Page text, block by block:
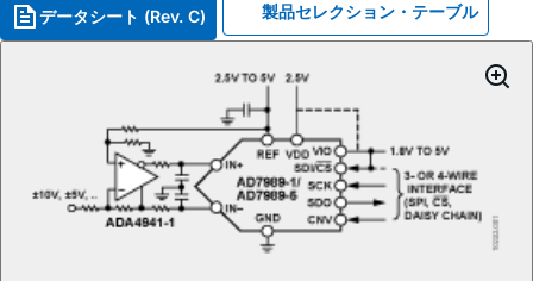
データシート (Rev. C) 製品セレクション・テーブル